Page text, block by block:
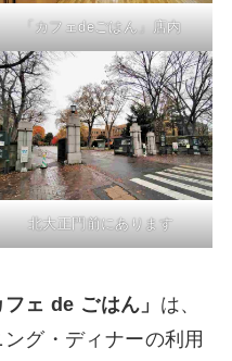
「カフェdeごはん」店内
北大正門前にあります
フェ de ごはん」 は、
グ・ディナーの利用